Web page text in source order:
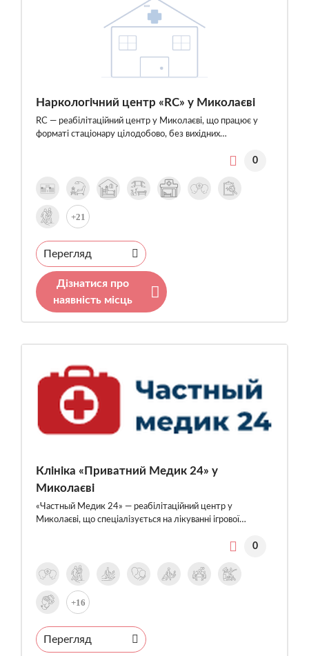
Наркологічний центр «RC» у Миколаєві
RC — реабілітаційний центр у Миколаєві, що працює у
форматі стаціонару цілодобово, без вихідних…
0
+21
Перегляд
Дізнатися про
наявність місць
Клініка «Приватний Медик 24» у
Миколаєві
«Частный Медик 24» — реабілітаційний центр у
Миколаєві, що спеціалізується на лікуванні ігрової…
0
+16
Перегляд